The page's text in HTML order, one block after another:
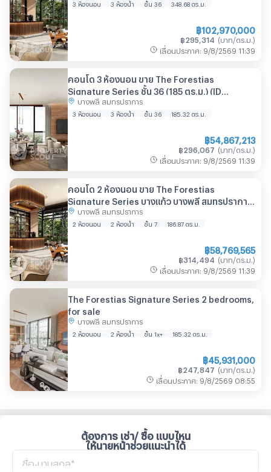
3 ห้องนอน 3 ห้องน้ำ ชั้น 36 348.68 ตร.ม.
฿102,970,000
฿ 295,314 (บาท/ตร.ม. )
เลื่อนประกาศ : 9/8/2569 11:39
คอนโด 3 ห้องนอน ขาย The Forestias
Signature Series ชั้น 36 (185 ตร.ม.) (ID
1286145)
บางพลี สมุทรปราการ
3 ห้องนอน 3 ห้องน้ำ ชั้น 36 185.32 ตร.ม.
฿54,867,213
฿ 296,067 (บาท/ตร.ม. )
เลื่อนประกาศ : 9/8/2569 11:39
คอนโด 2 ห้องนอน ขาย The Forestias
Signature Series บางแก้ว บางพลี สมุทรปราการ
(ID 1286142)
บางพลี สมุทรปราการ
2 ห้องนอน 2 ห้องน้ำ ชั้น 7 186.87 ตร.ม.
฿58,769,565
฿ 314,494 (บาท/ตร.ม. )
เลื่อนประกาศ : 9/8/2569 11:39
The Forestias Signature Series 2 bedrooms,
for sale
บางพลี สมุทรปราการ
2 ห้องนอน 2 ห้องน้ำ ชั้น 1x+ 185.32 ตร.ม.
฿45,931,000
฿ 247,847 (บาท/ตร.ม. )
เลื่อนประกาศ : 9/8/2569 08:55
ต้องการ เช่า/ ซื้อ แบบไหน
ให้นายหน้าช่วยแนะนำได้